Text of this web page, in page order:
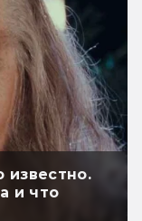
известно.
и что